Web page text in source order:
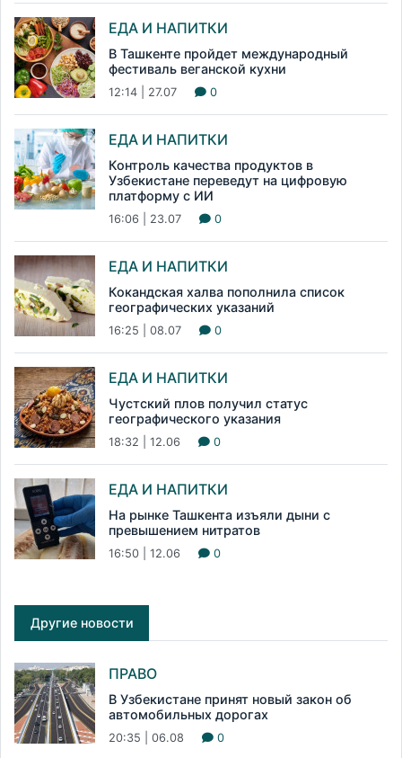
ЕДА И НАПИТКИ
В Ташкенте пройдет международный
фестиваль веганской кухни
12:14 | 27.07 0
ЕДА И НАПИТКИ
Контроль качества продуктов в
Узбекистане переведут на цифровую
платформу с ИИ
16:06 | 23.07 0
ЕДА И НАПИТКИ
Кокандская халва пополнила список
географических указаний
16:25 | 08.07 0
ЕДА И НАПИТКИ
Чустский плов получил статус
географического указания
18:32 | 12.06 0
ЕДА И НАПИТКИ
На рынке Ташкента изъяли дыни с
превышением нитратов
16:50 | 12.06 0
Другие новости
ПРАВО
В Узбекистане принят новый закон об
автомобильных дорогах
20:35 | 06.08 0